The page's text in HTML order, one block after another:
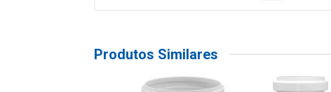
Produtos Similares